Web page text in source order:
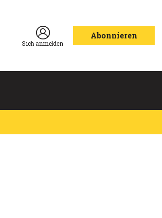
Sich anmelden
Abonnieren